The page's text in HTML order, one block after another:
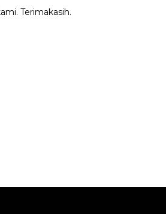
Terimakasih.